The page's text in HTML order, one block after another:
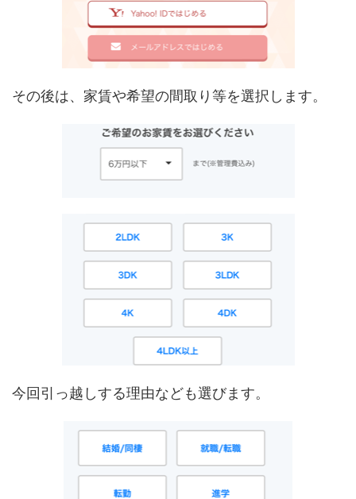
その後は、家賃や希望の間取り等を選択します。
今回引っ越しする理由なども選びます。